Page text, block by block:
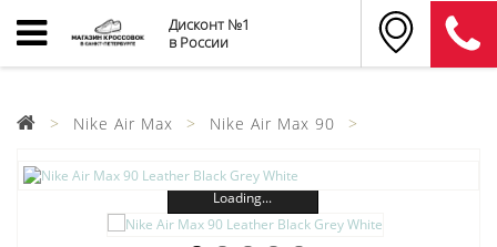
Дисконт №1
в России
Nike Air Max Nike Air Max 90
Loading...